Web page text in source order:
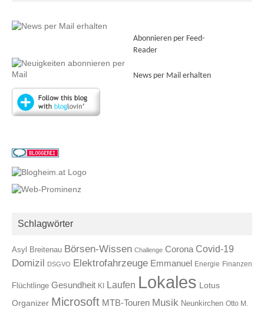
Abonnieren per Feed-
Reader
News per Mail erhalten
Schlagwörter
Asyl Breitenau Börsen-Wissen Challenge Corona Covid-19
Domizil DSGVO Elektrofahrzeuge Emmanuel Energie Finanzen
Flüchtlinge Gesundheit KI Laufen Lokales Lotus
Organizer Microsoft MTB-Touren Musik Neunkirchen Otto M.